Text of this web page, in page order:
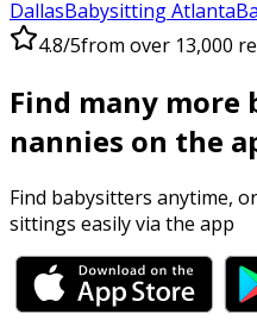
DallasBabysitting Atlanta
4.8/5from over 13,000
Find many more
nannies on the
Find babysitters anytime,
sittings easily via the app